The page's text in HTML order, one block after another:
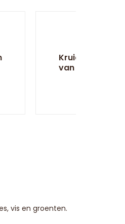
Kruidenmixen
van A tot Z
vis en groenten.